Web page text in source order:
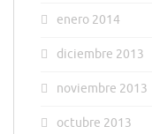
enero 2014
diciembre 2013
noviembre 2013
octubre 2013